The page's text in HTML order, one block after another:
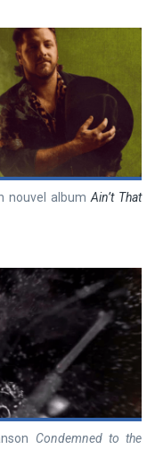
nouvel albumAin’t That
Condemned to the